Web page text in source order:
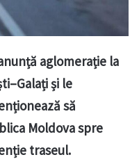
aglomerație la
și le
să
Moldova spre
traseul.